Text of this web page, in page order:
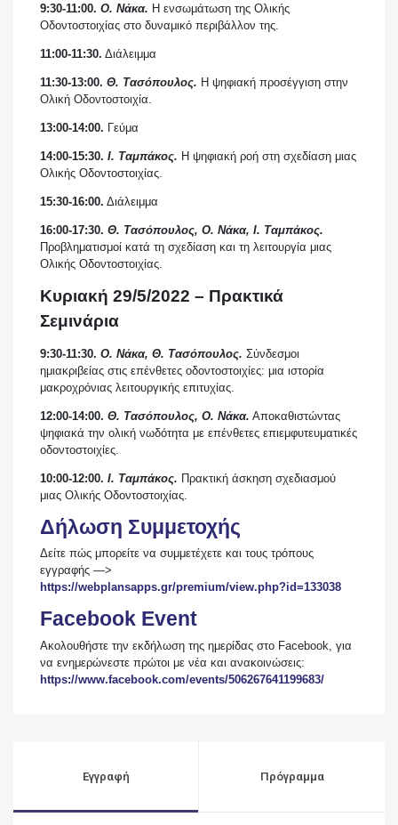
9:30-11:00. Ο. Νάκα. Η ενσωμάτωση της Ολικής
Οδοντοστοιχίας στο δυναμικό περιβάλλον της.
11:00-11:30. Διάλειμμα
11:30-13:00. Θ. Τασόπουλος. Η ψηφιακή προσέγγιση στην
Ολική Οδοντοστοιχία.
13:00-14:00. Γεύμα
14:00-15:30. Ι. Ταμπάκος. Η ψηφιακή ροή στη σχεδίαση μιας
Ολικής Οδοντοστοιχίας.
15:30-16:00. Διάλειμμα
16:00-17:30. Θ. Τασόπουλος, Ο. Νάκα, Ι. Ταμπάκος.
Προβληματισμοί κατά τη σχεδίαση και τη λειτουργία μιας
Ολικής Οδοντοστοιχίας.
Κυριακή 29/5/2022 – Πρακτικά
Σεμινάρια
9:30-11:30. Ο. Νάκα, Θ. Τασόπουλος. Σύνδεσμοι
ημιακριβείας στις επένθετες οδοντοστοιχίες: μια ιστορία
μακροχρόνιας λειτουργικής επιτυχίας.
12:00-14:00. Θ. Τασόπουλος, Ο. Νάκα. Αποκαθιστώντας
ψηφιακά την ολική νωδότητα με επένθετες επιεμφυτευματικές
οδοντοστοιχίες.
10:00-12:00. Ι. Ταμπάκος. Πρακτική άσκηση σχεδιασμού
μιας Ολικής Οδοντοστοιχίας.
Δήλωση Συμμετοχής
Δείτε πώς μπορείτε να συμμετέχετε και τους τρόπους
εγγραφής —>
https://webplansapps.gr/premium/view.php?id=133038
Facebook Event
Ακολουθήστε την εκδήλωση της ημερίδας στο Facebook, για
να ενημερώνεστε πρώτοι με νέα και ανακοινώσεις:
https://www.facebook.com/events/506267641199683/
Εγγραφή Πρόγραμμα